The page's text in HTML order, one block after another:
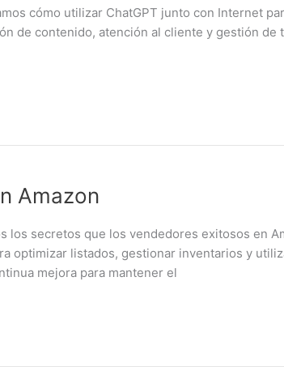
cómo utilizar ChatGPT junto con Internet
de contenido, atención al cliente y gestión
Amazon
los secretos que los vendedores exitosos en
optimizar listados, gestionar inventarios y
mejora para mantener el